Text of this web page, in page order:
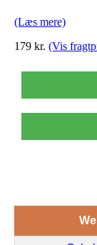
(Læs mere)
179 kr. (Vis